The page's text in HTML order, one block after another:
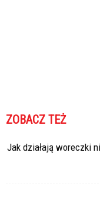
ZOBACZ TEŻ
Jak działają woreczki